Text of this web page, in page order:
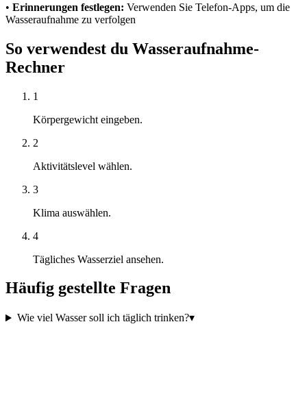
• Erinnerungen festlegen: Verwenden Sie Telefon-Apps, um die
Wasseraufnahme zu verfolgen
So verwendest du Wasseraufnahme-
Rechner
1
Körpergewicht eingeben.
2
Aktivitätslevel wählen.
3
Klima auswählen.
4
Tägliches Wasserziel ansehen.
Häufig gestellte Fragen
Wie viel Wasser soll ich täglich trinken?▾